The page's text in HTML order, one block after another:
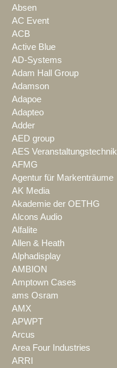
Absen
AC Event
ACB
Active Blue
AD-Systems
Adam Hall Group
Adamson
Adapoe
Adapteo
Adder
AED group
AES Veranstaltungstechnik
AFMG
Agentur für Markenträume
AK Media
Akademie der OETHG
Alcons Audio
Alfalite
Allen & Heath
Alphadisplay
AMBION
Amptown Cases
ams Osram
AMX
APWPT
Arcus
Area Four Industries
ARRI